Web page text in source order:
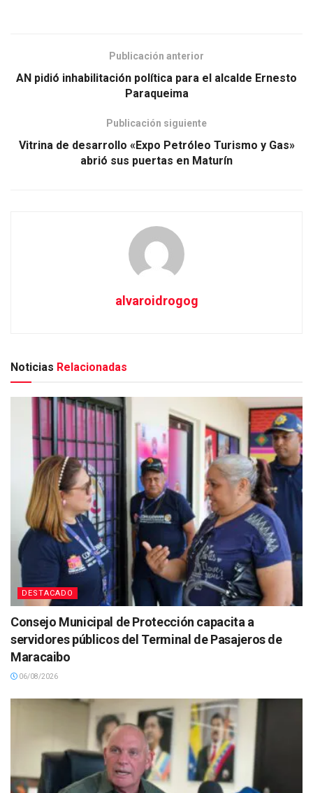
Publicación anterior
AN pidió inhabilitación política para el alcalde Ernesto
Paraqueima
Publicación siguiente
Vitrina de desarrollo «Expo Petróleo Turismo y Gas»
abrió sus puertas en Maturín
alvaroidrogog
Noticias Relacionadas
DESTACADO
Consejo Municipal de Protección capacita a
servidores públicos del Terminal de Pasajeros de
Maracaibo
06/08/2026